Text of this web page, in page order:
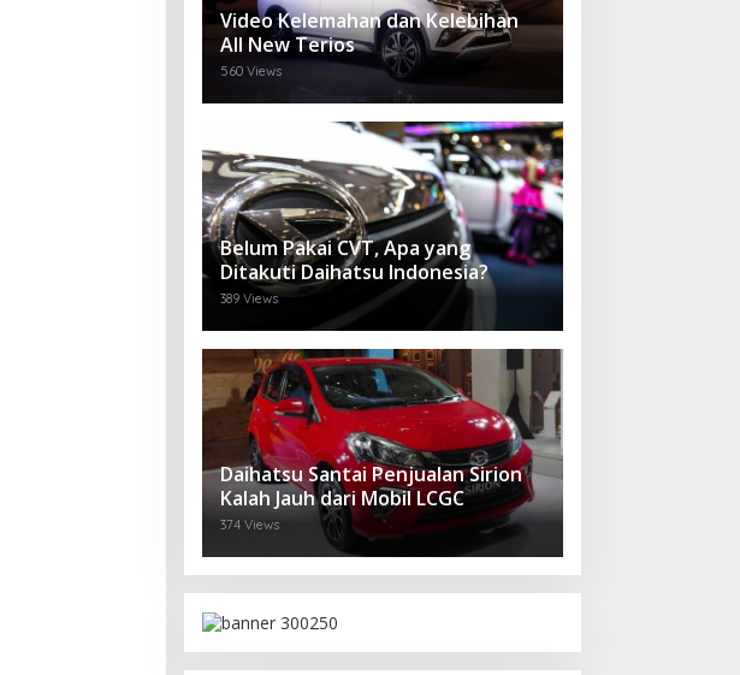
Video Kelemahan dan Kelebihan
All New Terios
560 Views
Belum Pakai CVT, Apa yang
Ditakuti Daihatsu Indonesia?
389 Views
Daihatsu Santai Penjualan Sirion
Kalah Jauh dari Mobil LCGC
374 Views